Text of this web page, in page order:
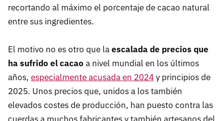
recortando al máximo el porcentaje de cacao natural
entre sus ingredientes.
El motivo no es otro que laescalada de precios que
ha sufrido el cacao a nivel mundial en los últimos
años, especialmente acusada en 2024y principios de
2025. Unos precios que, unidos a los también
elevados costes de producción, han puesto contra las